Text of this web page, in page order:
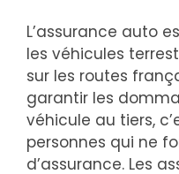
L’assurance auto
les véhicules
sur les routes
garantir les
véhicule au tiers,
personnes qui ne
d’assurance. Les